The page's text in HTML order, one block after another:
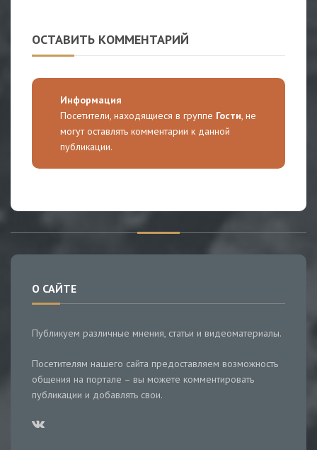
ОСТАВИТЬ КОММЕНТАРИЙ
Информация
Посетители, находящиеся в группе Гости, не
могут оставлять комментарии к данной
публикации.
О САЙТЕ
Публикуем различные мнения, статьи и видеоматериалы.
Посетителям нашего сайта предоставляем возможность
общения на портале – вы можете комментировать
публикации и добавлять свои.